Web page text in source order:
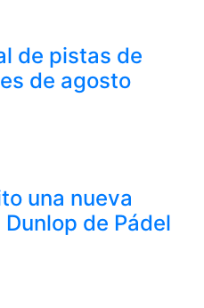
de pistas de
de agosto
una nueva
de Pádel